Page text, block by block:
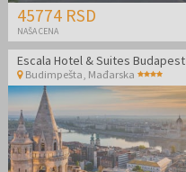
45774 RSD
NAŠA CENA
Escala Hotel & Suites Budapest
Budimpešta, Mađarska